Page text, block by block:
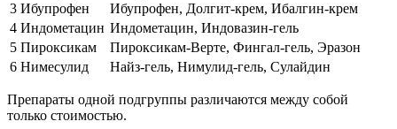
3 Ибупрофен
Ибупрофен, Долгит-крем, Ибалгин-крем
4 Индометацин Индометацин, Индовазин-гель
5 Пироксикам
Пироксикам-Верте, Фингал-гель, Эразон
6 Нимесулид Найз-гель, Нимулид-гель, Сулайдин
Препараты одной подгруппы различаются между собой
только стоимостью.